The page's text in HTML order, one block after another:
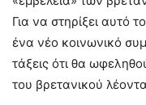
Για να στηρίξει αυτό
ένα νέο κοινωνικό
τάξεις ότι θα
του βρετανικού